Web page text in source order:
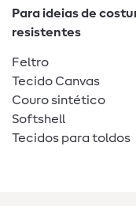
Para ideias de
resistentes
Feltro
Tecido Canvas
Couro sintético
Softshell
Tecidos para toldos